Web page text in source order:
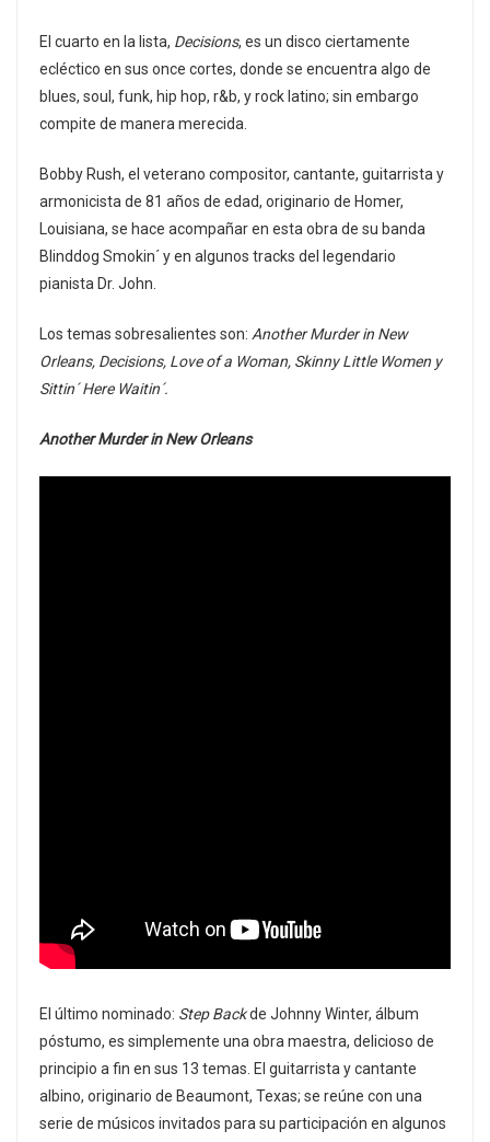
El cuarto en la lista, Decisions, es un disco ciertamente
ecléctico en sus once cortes, donde se encuentra algo de
blues, soul, funk, hip hop, r&b, y rock latino; sin embargo
compite de manera merecida.
Bobby Rush, el veterano compositor, cantante, guitarrista y
armonicista de 81 años de edad, originario de Homer,
Louisiana, se hace acompañar en esta obra de su banda
Blinddog Smokin´ y en algunos tracks del legendario
pianista Dr. John.
Los temas sobresalientes son: Another Murder in New
Orleans, Decisions, Love of a Woman, Skinny Little Women y
Sittin´ Here Waitin´.
Another Murder in New Orleans
El último nominado: Step Backde Johnny Winter, álbum
póstumo, es simplemente una obra maestra, delicioso de
principio a fin en sus 13 temas. El guitarrista y cantante
albino, originario de Beaumont, Texas; se reúne con una
serie de músicos invitados para su participación en algunos